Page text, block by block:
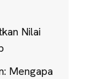
Nilai
Mengapa